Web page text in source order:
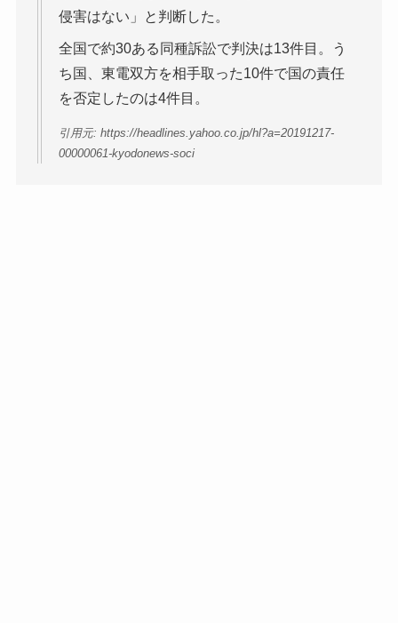
侵害はない」と判断した。
全国で約30ある同種訴訟で判決は13件目。う
ち国、東電双方を相手取った10件で国の責任
を否定したのは4件目。
引用元: https://headlines.yahoo.co.jp/hl?a=20191217-
00000061-kyodonews-soci